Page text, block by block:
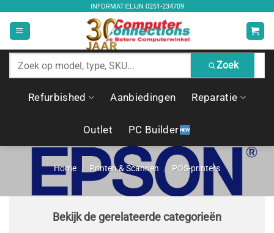
inhoud
INFORMATIELIJN 0251-234709
Zoek
producten
Zoek
Refurbished Aanbiedingen Reparatie
Outlet PC Builder
Home / Printen & Scannen / POS-printers
Bekijk de gerelateerde categorieën